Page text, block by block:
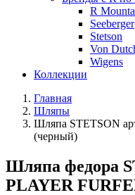
R
Seeberger
Stetson
Von
Wigens
Коллекции
Главная
Шляпы
Шляпа STETSON
(черный)
Шляпа федора
PLAYER